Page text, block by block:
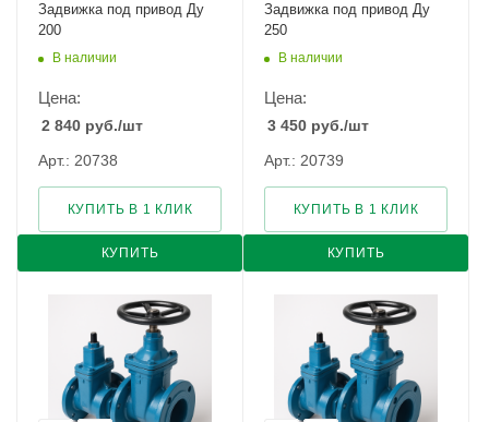
Задвижка под привод Ду
200
В наличии
Цена:
2 840 руб./шт
Арт.: 20738
КУПИТЬ
КУПИТЬ В 1 КЛИК
Задвижка под привод Ду
250
В наличии
Цена:
3 450 руб./шт
Арт.: 20739
КУПИТЬ
КУПИТЬ В 1 КЛИК